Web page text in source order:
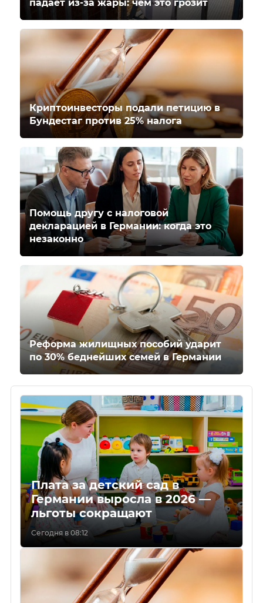
падает из-за жары: чем это грозит
Криптоинвесторы подали петицию в
Бундестаг против 25% налога
Помощь другу с налоговой
декларацией в Германии: когда это
незаконно
Реформа жилищных пособий ударит
по 30% беднейших семей в Германии
Плата за детский сад в
Германии выросла в 2026 —
льготы сокращают
Сегодня в 08:12